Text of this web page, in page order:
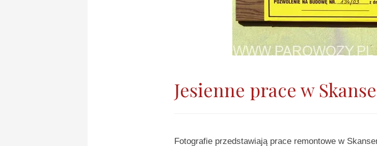
Jesienne prace w
Fotografie przedstawiają prace remontowe w